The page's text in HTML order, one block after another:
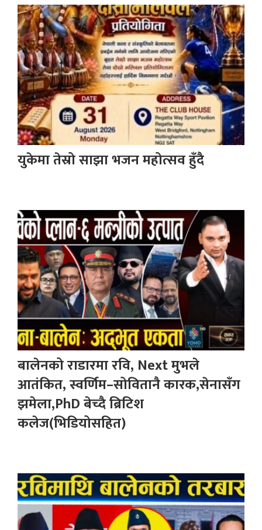
युकेमा तेस्रो साझा भजन महोत्सव हुँदै
बालेनको राडारमा रवि, Next मुभले
आतंकित, स्वर्णिम–सोवितानै कारक,सेनासँग
झमेला,PhD बेच्दै ब्रिटिश
कलेज(भिडियोसहित)